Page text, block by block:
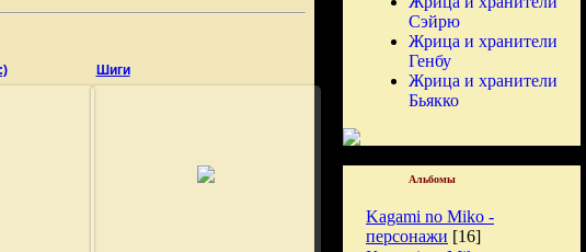
Шиги
Сэйрю
Жрица и хранители
Генбу
Жрица и хранители
Бьякко
Альбомы
Kagami no Miko -
персонажи [16]